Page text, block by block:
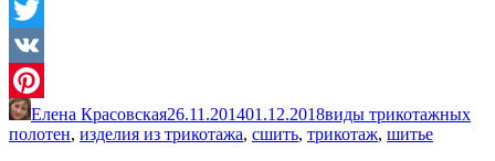
Odnoklassniki
Twitter
VK
Pinterest
Елена Красовская26.11.201401.12.2018виды трикотажных
полотен, изделия из трикотажа, сшить, трикотаж, шитье